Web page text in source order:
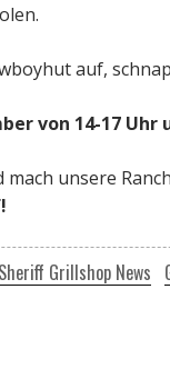
auf,
von 14-17 Uhr
mach unsere
Grillshop News